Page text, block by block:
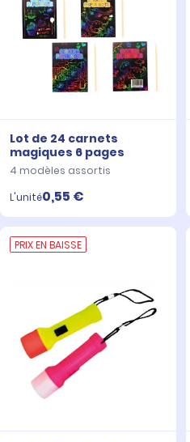
Lot de 24 carnets
magiques 6 pages
4 modèles assortis
L'unité0,55 €
PRIX EN BAISSE